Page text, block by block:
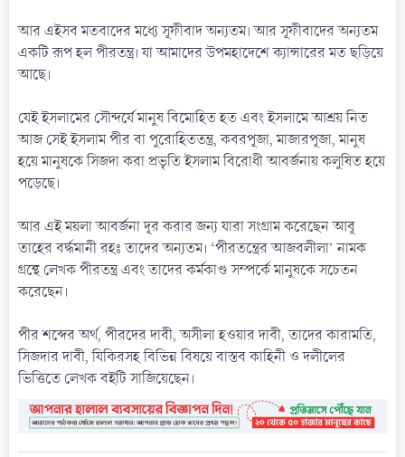
আর এইসব মতবাদের মধ্যে সূফীবাদ অন্যতম। আর সূফীবাদের অন্যতম
একটি রূপ হল পীরতন্ত্র। যা আমাদের উপমহাদেশে ক্যান্সারের মত ছড়িয়ে
আছে।
যেই ইসলামের সৌন্দর্যে মানুষ বিমোহিত হত এবং ইসলামে আশ্রয় নিত
আজ সেই ইসলাম পীর বা পুরোহিততন্ত্র, কবরপূজা, মাজারপূজা, মানুষ
হয়ে মানুষকে সিজদা করা প্রভৃতি ইসলাম বিরোধী আবর্জনায় কলুষিত হয়ে
পড়েছে।
আর এই ময়লা আবর্জনা দূর করার জন্য যারা সংগ্রাম করেছেন আবূ
তাহের বর্দ্ধমানী রহঃ তাদের অন্যতম। ‘পীরতন্ত্রের আজবলীলা’ নামক
গ্রন্থে লেখক পীরতন্ত্র এবং তাদের কর্মকাণ্ড সম্পর্কে মানুষকে সচেতন
করেছেন।
পীর শব্দের অর্থ, পীরদের দাবী, অসীলা হওয়ার দাবী, তাদের কারামতি,
সিজদার দাবী, যিকিরসহ বিভিন্ন বিষয়ে বাস্তব কাহিনী ও দলীলের
ভিত্তিতে লেখক বইটি সাজিয়েছেন।